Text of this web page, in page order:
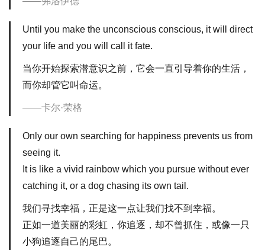
Until you make the unconscious conscious, it will direct
your life and you will call it fate.
当你开始探索潜意识之前，它会一直引导着你的生活，
而你却管它叫命运。
卡尔·荣格
Only our own searching for happiness prevents us from
seeing it.
It is like a vivid rainbow which you pursue without ever
catching it, or a dog chasing its own tail.
我们寻找幸福，正是这一点让我们找不到幸福。
正如一道美丽的彩虹，你追逐，却不曾抓住，或像一只
小狗追逐自己的尾巴。